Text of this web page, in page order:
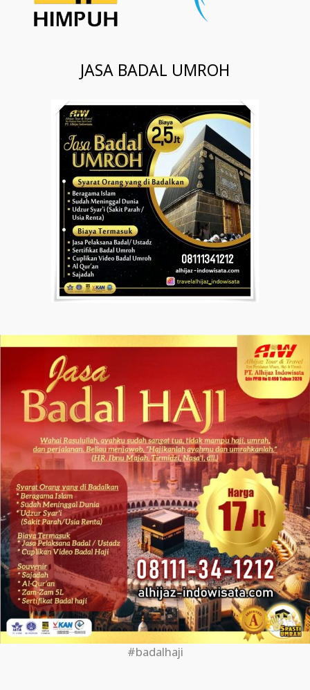
JASA BADAL UMROH
#badalhaji